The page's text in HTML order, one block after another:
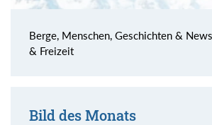
Berge, Menschen, Geschichten &
& Freizeit
Bild des Monats